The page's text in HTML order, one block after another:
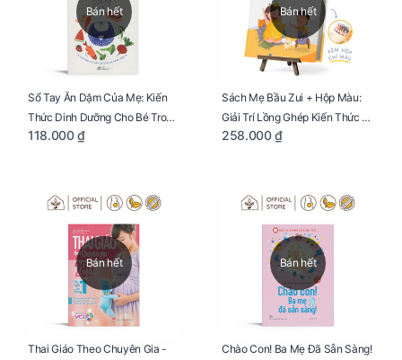
Bán hết
Sổ Tay Ăn Dặm Của Mẹ: Kiến
Thức Dinh Dưỡng Cho Bé Trong
Tuổi Ăn Dặm
118.000 ₫
Bán hết
Sách Mẹ Bầu Zui + Hộp Màu:
Giải Trí Lồng Ghép Kiến Thức Và
Lời Khuyên Mang Thai Bổ Ích
258.000 ₫
Bán hết
Thai Giáo Theo Chuyên Gia -
Bán hết
Chào Con! Ba Mẹ Đã Sẵn Sàng!